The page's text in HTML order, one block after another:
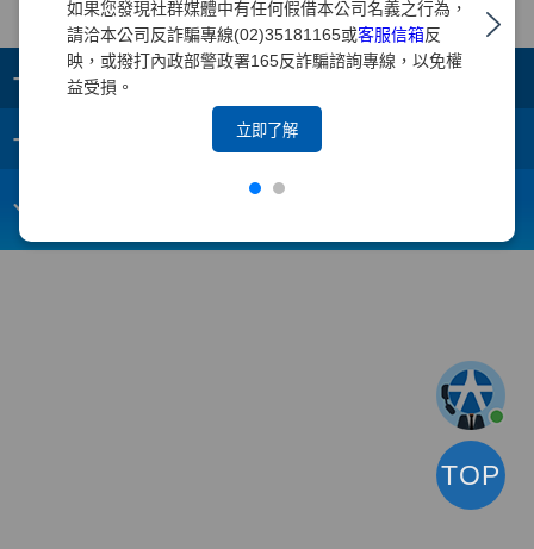
如果您發現社群媒體中有任何假借本公司名義之行為，
請洽本公司反詐騙專線(02)35181165或客服信箱反
映，或撥打內政部警政署165反詐騙諮詢專線，以免權
益受損。
立即了解
+ 集團成員
+
webmaster@yuanta.com
TOP